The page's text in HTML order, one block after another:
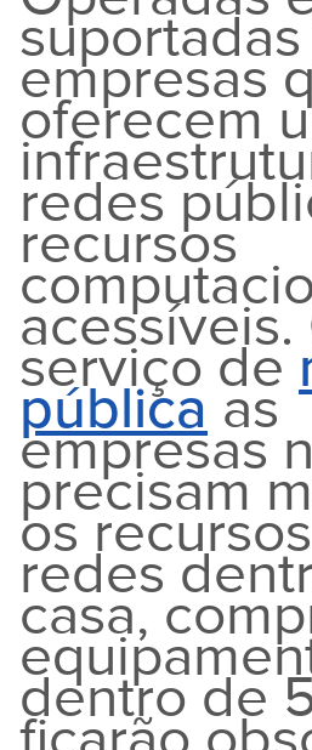
empresas
oferecem
redes
recursos
acessíveis.
serviço de
pública as
empresas
precisam
os
redes
casa,
dentro de